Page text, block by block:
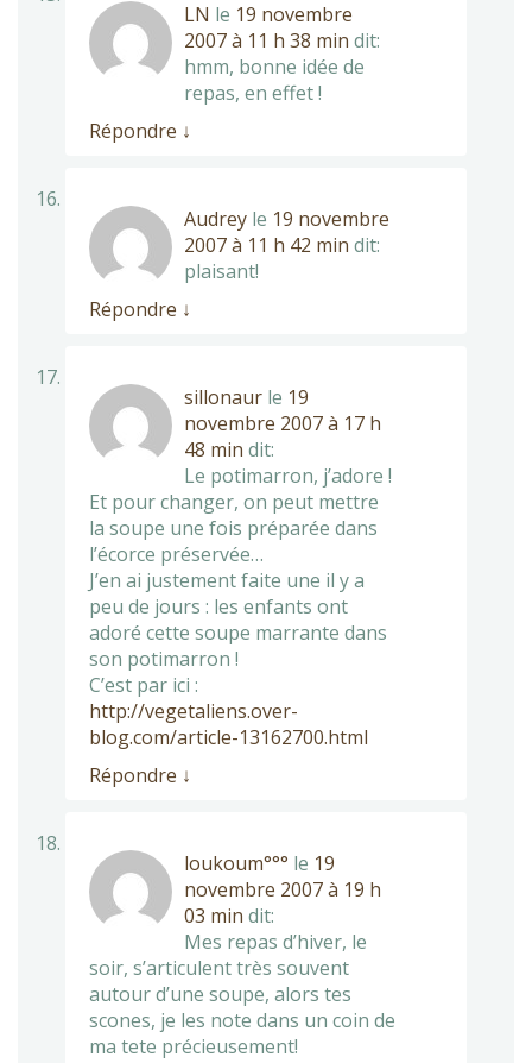
LN le 19 novembre
2007 à 11 h 38 min dit:
hmm, bonne idée de
repas, en effet !
Répondre ↓
Audrey le 19 novembre
2007 à 11 h 42 min dit:
plaisant!
Répondre ↓
sillonaur le 19
novembre 2007 à 17 h
48 min dit:
Le potimarron, j’adore !
Et pour changer, on peut mettre
la soupe une fois préparée dans
l’écorce préservée…
J’en ai justement faite une il y a
peu de jours : les enfants ont
adoré cette soupe marrante dans
son potimarron !
C’est par ici :
http://vegetaliens.over-
blog.com/article-13162700.html
Répondre ↓
loukoum°°° le 19
novembre 2007 à 19 h
03 min dit:
Mes repas d’hiver, le
soir, s’articulent très souvent
autour d’une soupe, alors tes
scones, je les note dans un coin de
ma tete précieusement!